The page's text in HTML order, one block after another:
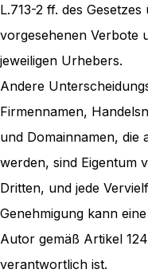
L.713-2 ff. des
vorgesehenen Verbote
jeweiligen Urhebers.
Andere
Firmennamen,
und Domainnamen, die
werden, sind Eigentum
Dritten, und jede
Genehmigung kann
Autor gemäß Artikel
verantwortlich ist.